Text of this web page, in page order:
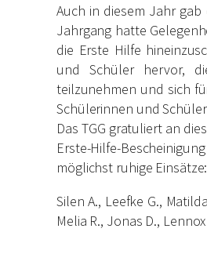
Auch in diesem Jahr gab
Jahrgang hatte
die Erste Hilfe
und Schüler hervor,
teilzunehmen und sich
Schülerinnen und
Das TGG gratuliert an
Erste-Hilfe-
möglichst ruhige Einsätze:
Silen A., Leefke G.,
Melia R., Jonas D.,